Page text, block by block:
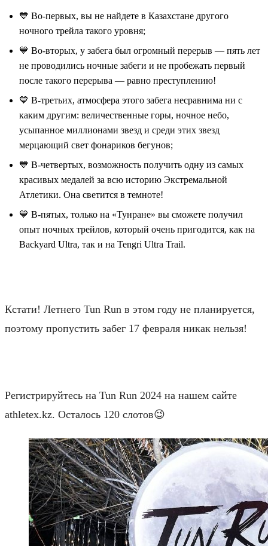
💙 Во-первых, вы не найдете в Казахстане другого
ночного трейла такого уровня;
💙 Во-вторых, у забега был огромный перерыв — пять лет
не проводились ночные забеги и не пробежать первый
после такого перерыва — равно преступлению!
💙 В-третьих, атмосфера этого забега несравнима ни с
каким другим: величественные горы, ночное небо,
усыпанное миллионами звезд и среди этих звезд
мерцающий свет фонариков бегунов;
💙 В-четвертых, возможность получить одну из самых
красивых медалей за всю историю Экстремальной
Атлетики. Она светится в темноте!
💙 В-пятых, только на «Тунране» вы сможете получил
опыт ночных трейлов, который очень пригодится, как на
Backyard Ultra, так и на Tengri Ultra Trail.
Кстати! Летнего Tun Run в этом году не планируется,
поэтому пропустить забег 17 февраля никак нельзя!
Регистрируйтесь на Tun Run 2024 на нашем сайте
athletex.kz. Осталось 120 слотов😉